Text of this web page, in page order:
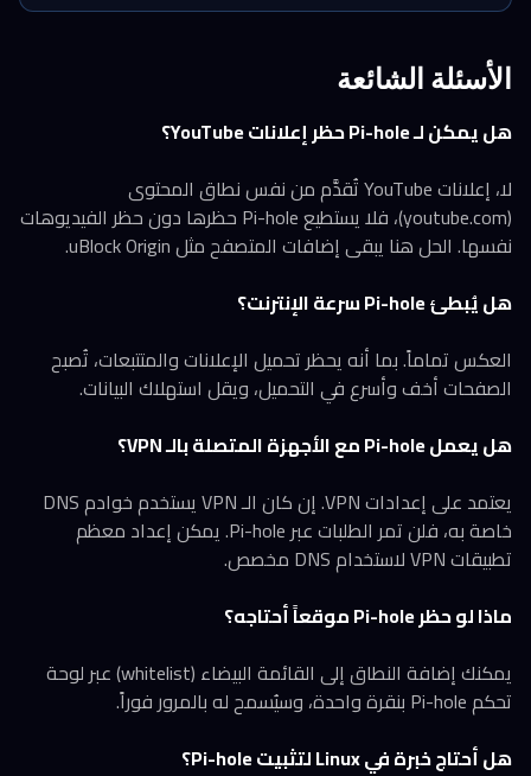
الأسئلة الشائعة
هل يمكن لـ Pi-hole حظر إعلانات YouTube؟
لا، إعلانات YouTube تُقدَّم من نفس نطاق المحتوى
(youtube.com)، فلا يستطيع Pi-hole حظرها دون حظر الفيديوهات
نفسها. الحل هنا يبقى إضافات المتصفح مثل uBlock Origin.
هل يُبطئ Pi-hole سرعة الإنترنت؟
العكس تماماً. بما أنه يحظر تحميل الإعلانات والمتتبعات، تُصبح
الصفحات أخف وأسرع في التحميل، ويقل استهلاك البيانات.
هل يعمل Pi-hole مع الأجهزة المتصلة بالـ VPN؟
يعتمد على إعدادات VPN. إن كان الـ VPN يستخدم خوادم DNS
خاصة به، فلن تمر الطلبات عبر Pi-hole. يمكن إعداد معظم
تطبيقات VPN لاستخدام DNS مخصص.
ماذا لو حظر Pi-hole موقعاً أحتاجه؟
يمكنك إضافة النطاق إلى القائمة البيضاء (whitelist) عبر لوحة
تحكم Pi-hole بنقرة واحدة، وسيُسمح له بالمرور فوراً.
هل أحتاج خبرة في Linux لتثبيت Pi-hole؟